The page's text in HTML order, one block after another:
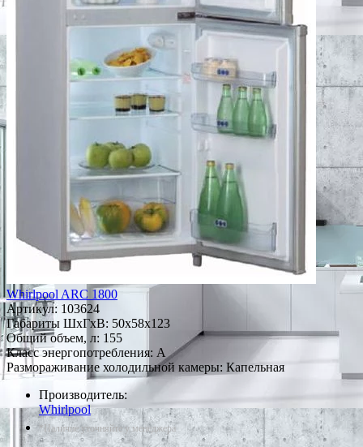
Whirlpool ARC 1800
Артикул: 103624
Габариты ШxГxВ: 50x58x123
Общий объем, л: 155
Класс энергопотребления: A
Размораживание холодильной камеры: Капельная
Производитель:
Whirlpool
*Наличие уточняйте у менеджера